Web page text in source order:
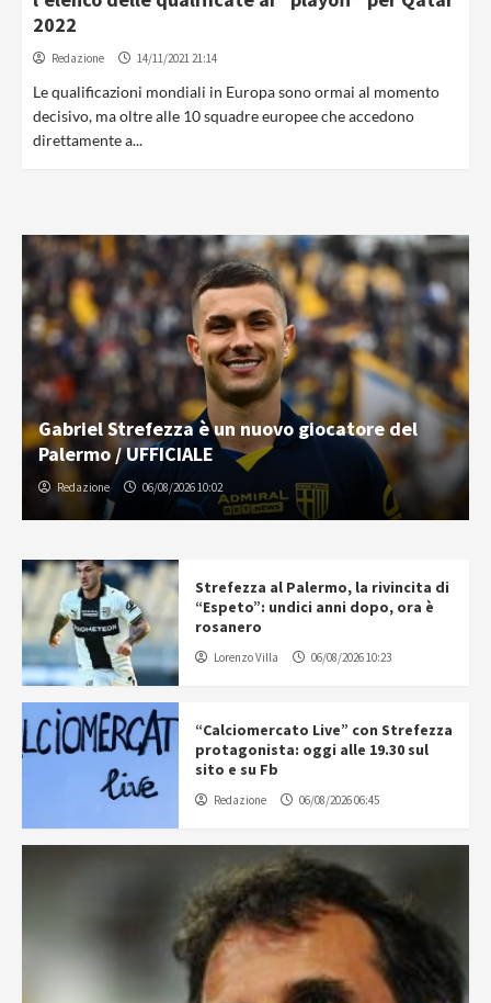
2022
Redazione 14/11/2021 21:14
Le qualificazioni mondiali in Europa sono ormai al momento
decisivo, ma oltre alle 10 squadre europee che accedono
direttamente a...
Gabriel Strefezza è un nuovo giocatore del
Palermo / UFFICIALE
Redazione 06/08/2026 10:02
Strefezza al Palermo, la rivincita di
“Espeto”: undici anni dopo, ora è
rosanero
Lorenzo Villa 06/08/2026 10:23
“Calciomercato Live” con Strefezza
protagonista: oggi alle 19.30 sul
sito e su Fb
Redazione 06/08/2026 06:45